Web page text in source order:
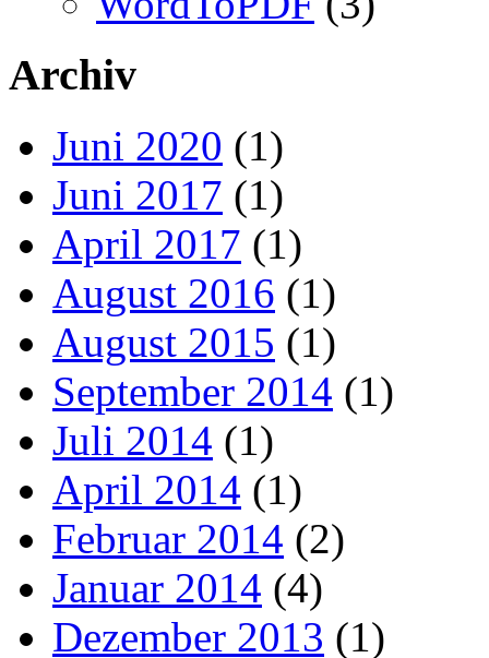
Archiv
Juni 2020 (1)
Juni 2017 (1)
April 2017 (1)
August 2016 (1)
August 2015 (1)
September 2014 (1)
Juli 2014 (1)
April 2014 (1)
Februar 2014 (2)
Januar 2014 (4)
Dezember 2013 (1)